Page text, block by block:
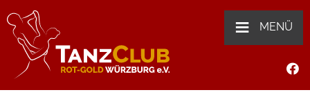
≡ MENÜ